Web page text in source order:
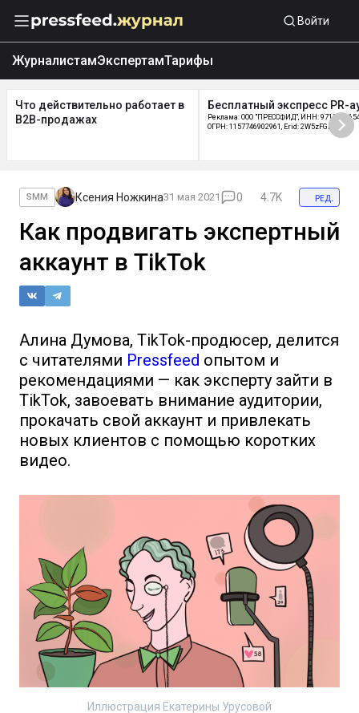
Войти
ЖурналистамЭкспертамТарифы
Что действительно работает в
B2B-продажах
Бесплатный экспресс PR-
Реклама: ООО "ПРЕССФИД", ИНН:
ОГРН: 1157746902961, Erid: 2W5zFGDycPz
SMM Ксения Ножкина31 мая 2021 0 4.7K ред.
Как продвигать экспертный
аккаунт в TikTok
Алина Думова, TikTok-продюсер, делится
с читателями Pressfeed опытом и
рекомендациями — как эксперту зайти в
TikTok, завоевать внимание аудитории,
прокачать свой аккаунт и привлекать
новых клиентов с помощью коротких
видео.
Иллюстрация Екатерины Урусовой